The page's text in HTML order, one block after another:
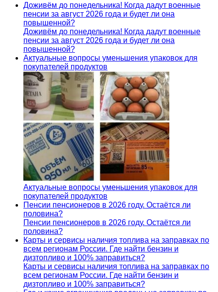
Доживём до понедельника! Когда дадут военные
пенсии за август 2026 года и будет ли она
повышенной?
Доживём до понедельника! Когда дадут военные
пенсии за август 2026 года и будет ли она
повышенной?
Актуальные вопросы уменьшения упаковок для
покупателей продуктов
Актуальные вопросы уменьшения упаковок для
покупателей продуктов
Пенсии пенсионеров в 2026 году. Остаётся ли
половина?
Пенсии пенсионеров в 2026 году. Остаётся ли
половина?
Карты и сервисы наличия топлива на заправках по
всем регионам России. Где найти бензин и
дизтопливо и 100% заправиться?
Карты и сервисы наличия топлива на заправках по
всем регионам России. Где найти бензин и
дизтопливо и 100% заправиться?